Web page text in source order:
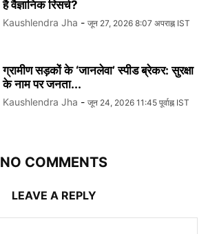
है वैज्ञानिक रिसर्च?
Kaushlendra Jha - जून 27, 2026 8:07 अपराह्न IST
ग्रामीण सड़कों के ‘जानलेवा’ स्पीड ब्रेकर: सुरक्षा
के नाम पर जनता...
Kaushlendra Jha - जून 24, 2026 11:45 पूर्वाह्न IST
NO COMMENTS
LEAVE A REPLY